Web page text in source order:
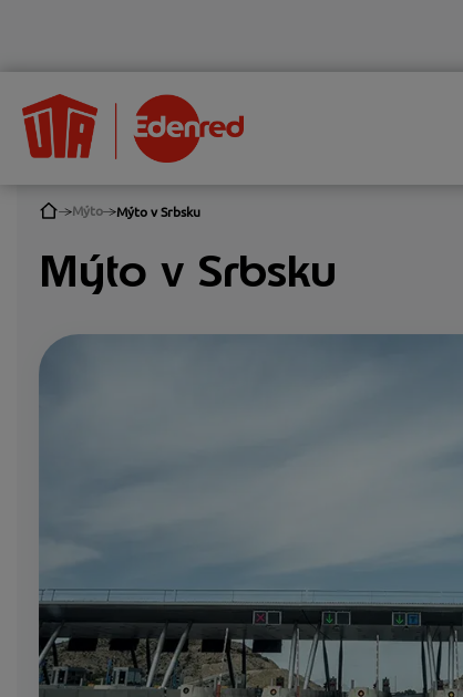
Mýto Mýto v Srbsku
Mýto v Srbsku